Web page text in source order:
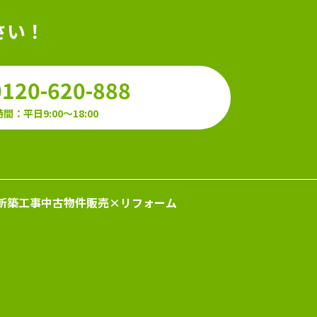
！
620-888
間：平日9:00～18:00
築工事中古物件販売×リフォーム